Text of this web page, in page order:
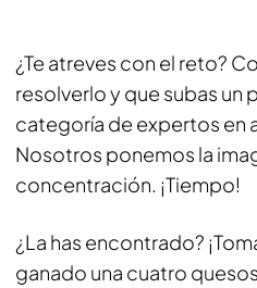
¿Te atreves con el reto?
resolverlo y que subas un
categoría de expertos en
Nosotros ponemos la
concentración. ¡Tiempo!
¿La has encontrado?
ganado una cuatro